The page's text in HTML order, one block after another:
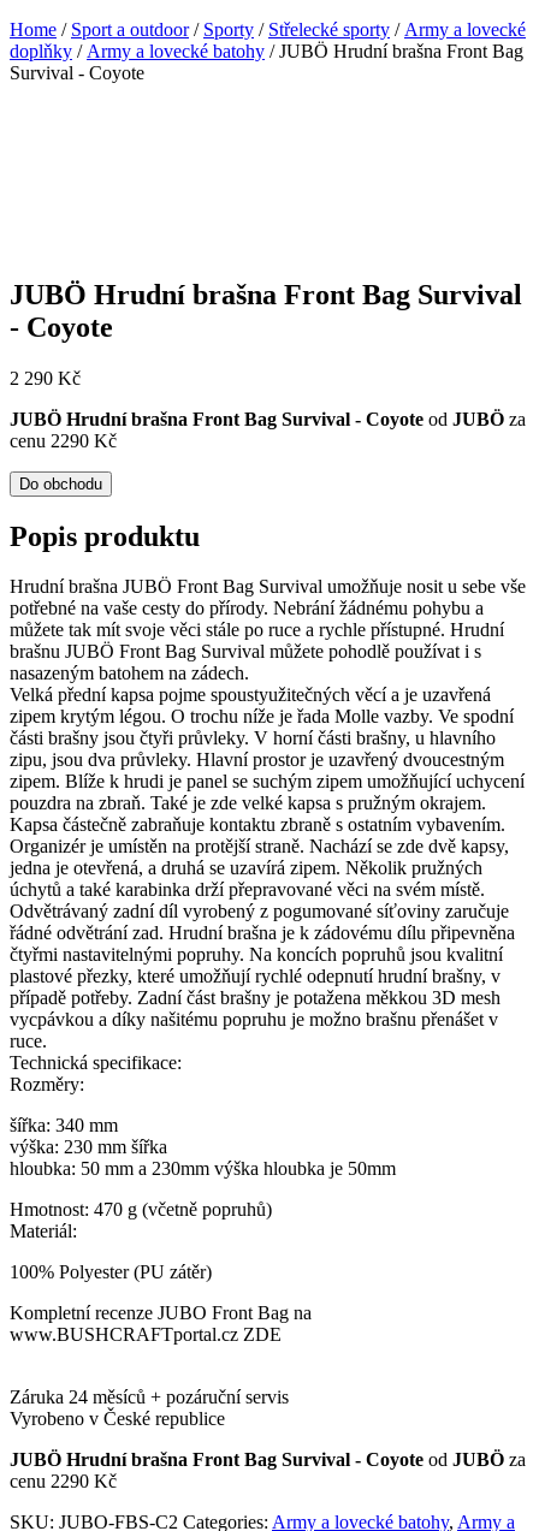
Home / Sport a outdoor/ Sporty / Střelecké sporty / Army a lovecké
doplňky / Army a lovecké batohy / JUBÖ Hrudní brašna Front Bag
Survival - Coyote
JUBÖ Hrudní brašna Front Bag Survival
- Coyote
2 290 Kč
JUBÖ Hrudní brašna Front Bag Survival - Coyote od JUBÖ za
cenu 2290 Kč
Do obchodu
Popis produktu
Hrudní brašna JUBÖ Front Bag Survival umožňuje nosit u sebe vše
potřebné na vaše cesty do přírody. Nebrání žádnému pohybu a
můžete tak mít svoje věci stále po ruce a rychle přístupné. Hrudní
brašnu JUBÖ Front Bag Survival můžete pohodlě používat i s
nasazeným batohem na zádech.
Velká přední kapsa pojme spoustyužitečných věcí a je uzavřená
zipem krytým légou. O trochu níže je řada Molle vazby. Ve spodní
části brašny jsou čtyři průvleky. V horní části brašny, u hlavního
zipu, jsou dva průvleky. Hlavní prostor je uzavřený dvoucestným
zipem. Blíže k hrudi je panel se suchým zipem umožňující uchycení
pouzdra na zbraň. Také je zde velké kapsa s pružným okrajem.
Kapsa částečně zabraňuje kontaktu zbraně s ostatním vybavením.
Organizér je umístěn na protější straně. Nachází se zde dvě kapsy,
jedna je otevřená, a druhá se uzavírá zipem. Několik pružných
úchytů a také karabinka drží přepravované věci na svém místě.
Odvětrávaný zadní díl vyrobený z pogumované síťoviny zaručuje
řádné odvětrání zad. Hrudní brašna je k zádovému dílu připevněna
čtyřmi nastavitelnými popruhy. Na koncích popruhů jsou kvalitní
plastové přezky, které umožňují rychlé odepnutí hrudní brašny, v
případě potřeby. Zadní část brašny je potažena měkkou 3D mesh
vycpávkou a díky našitému popruhu je možno brašnu přenášet v
ruce.
Technická specifikace:
Rozměry:
šířka: 340 mm
výška: 230 mm šířka
hloubka: 50 mm a 230mm výška hloubka je 50mm
Hmotnost: 470 g (včetně popruhů)
Materiál:
100% Polyester (PU zátěr)
Kompletní recenze JUBO Front Bag na
www.BUSHCRAFTportal.cz ZDE
Záruka 24 měsíců + pozáruční servis
Vyrobeno v České republice
JUBÖ Hrudní brašna Front Bag Survival - Coyote od JUBÖ za
cenu 2290 Kč
SKU: JUBO-FBS-C2 Categories: Army a lovecké batohy, Army a